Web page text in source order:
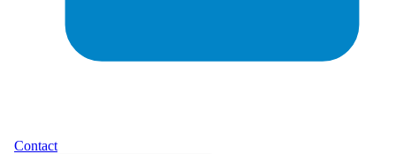
Contact